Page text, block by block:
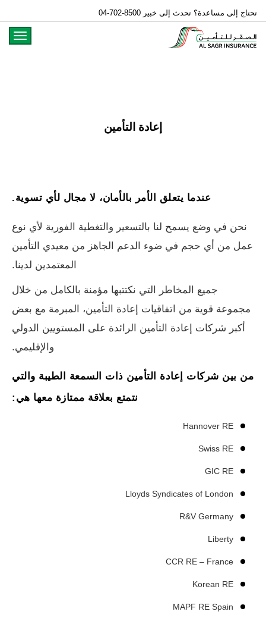
04-702-8500 تحتاج إلى مساعدة؟ تحدث إلى خبير
إعادة التأمين
عندما يتعلق الأمر بالأمان، لا مجال لأي تسوية.
نحن في وضع يسمح لنا بالتسعير والتغطية الفورية لأي نوع
عمل من أي حجم في ضوء الدعم الجاهز من معيدي التأمين
المعتمدين لدينا.
جميع المخاطر التي نكتتبها مؤمنة بالكامل من خلال
مجموعة قوية من اتفاقيات إعادة التأمين، المبرمة مع بعض
أكبر شركات إعادة التأمين الرائدة على المستويين الدولي
والإقليمي.
من بين شركات إعادة التأمين ذات السمعة الطيبة والتي
نتمتع بعلاقة ممتازة معها هي:
Hannover RE
Swiss RE
GIC RE
Lloyds Syndicates of London
R&V Germany
Liberty
CCR RE – France
Korean RE
MAPF RE Spain